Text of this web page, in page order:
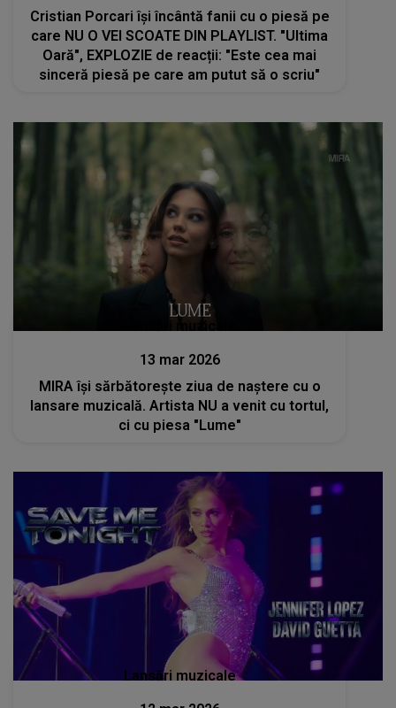
Cristian Porcari își încântă fanii cu o piesă pe
care NU O VEI SCOATE DIN PLAYLIST. "Ultima
Oară", EXPLOZIE de reacții: "Este cea mai
sinceră piesă pe care am putut să o scriu"
13 mar 2026
MIRA își sărbătorește ziua de naștere cu o
lansare muzicală. Artista NU a venit cu tortul,
ci cu piesa "Lume"
Lansări muzicale